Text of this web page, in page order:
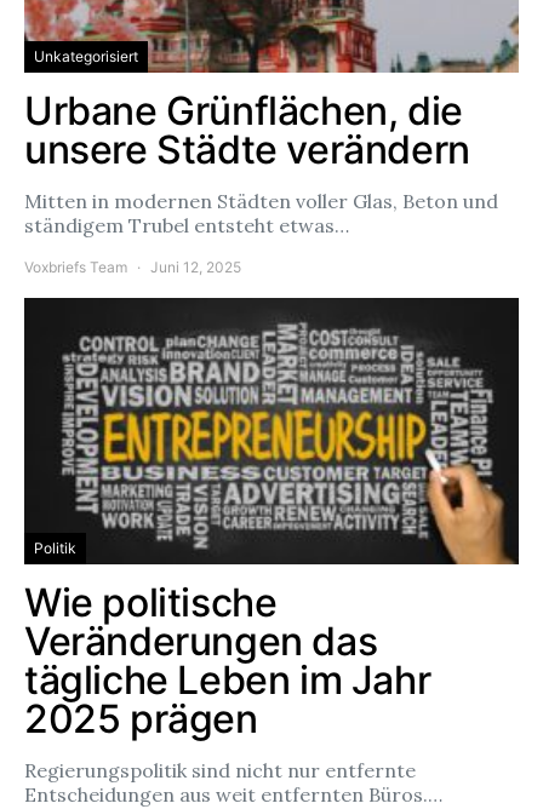
Unkategorisiert
Urbane Grünflächen, die
unsere Städte verändern
Mitten in modernen Städten voller Glas, Beton und
ständigem Trubel entsteht etwas…
Voxbriefs Team Juni 12, 2025
Politik
Wie politische
Veränderungen das
tägliche Leben im Jahr
2025 prägen
Regierungspolitik sind nicht nur entfernte
Entscheidungen aus weit entfernten Büros.…